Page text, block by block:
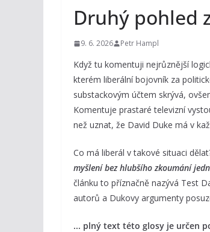
Druhý pohled
9. 6. 2026 Petr Hampl
Když tu komentuji nejrůznější
kterém liberální bojovník za
substackovým účtem skrývá,
Komentuje prastaré televizní
než uznat, že David Duke má v
Co má liberál v takové situaci
myšlení bez hlubšího zkoumání
článku to příznačně nazývá Test
autorů a Dukovy argumenty
... plný text této glosy je určen